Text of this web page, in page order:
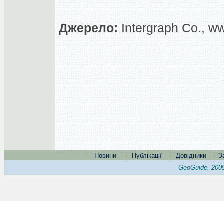
Джерело: Intergraph Co.,
Новини | Публікації | Довідники |
GeoGuide,